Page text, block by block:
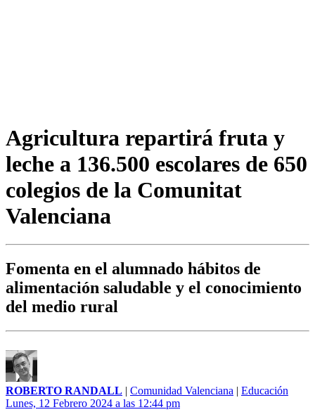
Agricultura repartirá fruta y
leche a 136.500 escolares de 650
colegios de la Comunitat
Valenciana
Fomenta en el alumnado hábitos de
alimentación saludable y el conocimiento
del medio rural
ROBERTO RANDALL | Comunidad Valenciana | Educación
Lunes, 12 Febrero 2024 a las 12:44 pm